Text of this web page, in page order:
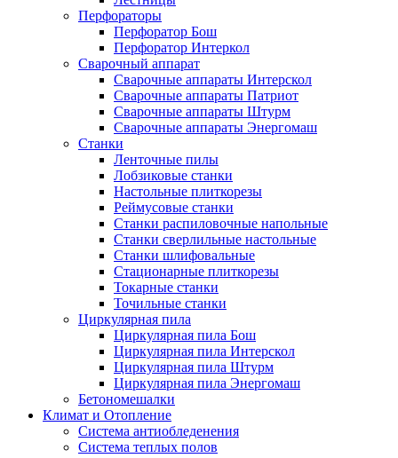
Перфораторы
Перфоратор Бош
Перфоратор Интеркол
Сварочный аппарат
Сварочные аппараты Интерскол
Сварочные аппараты Патриот
Сварочные аппараты Штурм
Сварочные аппараты Энергомаш
Станки
Ленточные пилы
Лобзиковые станки
Настольные плиткорезы
Реймусовые станки
Станки распиловочные напольные
Станки сверлильные настольные
Станки шлифовальные
Стационарные плиткорезы
Токарные станки
Точильные станки
Циркулярная пила
Циркулярная пила Бош
Циркулярная пила Интерскол
Циркулярная пила Штурм
Циркулярная пила Энергомаш
Бетономешалки
Климат и Отопление
Система антиобледенения
Система теплых полов